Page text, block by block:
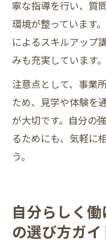
寧な指導を行い、質
環境が整っています
によるスキルアップ
みも充実しています。
注意点として、事業
ため、見学や体験を
が大切です。自分の
るためにも、気軽に
う。
自分らしく
の選び方ガイ